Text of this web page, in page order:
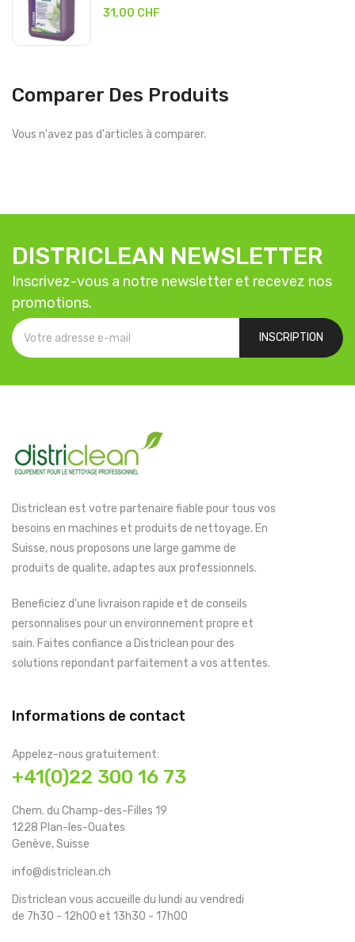
31,00 CHF
Comparer Des Produits
Vous n'avez pas d'articles à comparer.
DISTRICLEAN NEWSLETTER
Inscrivez-vous a notre newsletter et recevez nos
promotions.
INSCRIPTION
Districlean est votre partenaire fiable pour tous vos
besoins en machines et produits de nettoyage. En
Suisse, nous proposons une large gamme de
produits de qualite, adaptes aux professionnels.
Beneficiez d'une livraison rapide et de conseils
personnalises pour un environnement propre et
sain. Faites confiance a Districlean pour des
solutions repondant parfaitement a vos attentes.
Informations de contact
Appelez-nous gratuitement:
+41(0)22 300 16 73
Chem. du Champ-des-Filles 19
1228 Plan-les-Ouates
Genève, Suisse
info@districlean.ch
Districlean vous accueille du lundi au vendredi
de 7h30 - 12h00 et 13h30 - 17h00